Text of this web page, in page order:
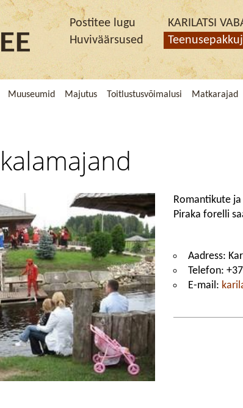
Postitee lugu
Huviväärsused
KARILATSI
Muuseumid Majutus Toitlustusvõimalusi Matkarajad
Romantikute
Piraka forelli
Aadress:
Telefon:
E-mail: